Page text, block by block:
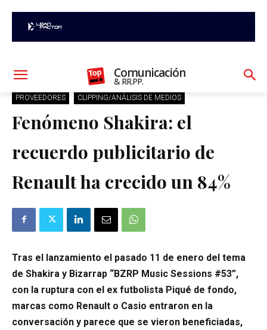
Comunicación
& RR.PP.
PROVEEDORES CLIPPING/ANÁLISIS DE MEDIOS
Fenómeno Shakira: el
recuerdo publicitario de
Renault ha crecido un 84%
Tras el lanzamiento el pasado 11 de enero del tema
de Shakira y Bizarrap “BZRP Music Sessions #53”,
con la ruptura con el ex futbolista Piqué de fondo,
marcas como Renault o Casio entraron en la
conversación y parece que se vieron beneficiadas,